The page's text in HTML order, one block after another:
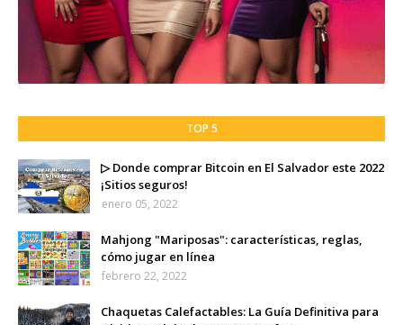
TOP 5
▷ Donde comprar Bitcoin en El Salvador este 2022
¡Sitios seguros!
enero 05, 2022
Mahjong "Mariposas": características, reglas,
cómo jugar en línea
febrero 22, 2022
Chaquetas Calefactables: La Guía Definitiva para